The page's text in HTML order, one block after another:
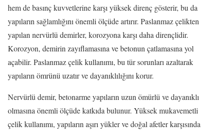
hem de basınç kuvvetlerine karşı yüksek direnç gösterir, bu da
yapıların sağlamlığını önemli ölçüde artırır. Paslanmaz çelikten
yapılan nervürlü demirler, korozyona karşı daha dirençlidir.
Korozyon, demirin zayıflamasına ve betonun çatlamasına yol
açabilir. Paslanmaz çelik kullanımı, bu tür sorunları azaltarak
yapıların ömrünü uzatır ve dayanıklılığını korur.
Nervürlü demir, betonarme yapıların uzun ömürlü ve dayanıklı
olmasına önemli ölçüde katkıda bulunur. Yüksek mukavemetli
çelik kullanımı, yapıların aşırı yükler ve doğal afetler karşısında